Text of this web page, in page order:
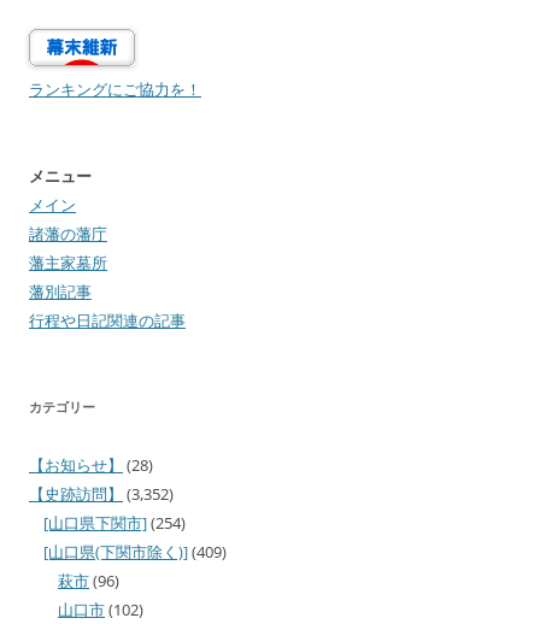
ランキングにご協力を！
メニュー
メイン
諸藩の藩庁
藩主家墓所
藩別記事
行程や日記関連の記事
カテゴリー
【お知らせ】
(28)
【史跡訪問】
(3,352)
[山口県下関市](254)
[山口県(下関市除く)](409)
萩市(96)
山口市(102)